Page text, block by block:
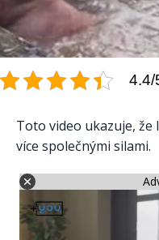
4.4/
Toto video ukazuje,
více společnými silami.